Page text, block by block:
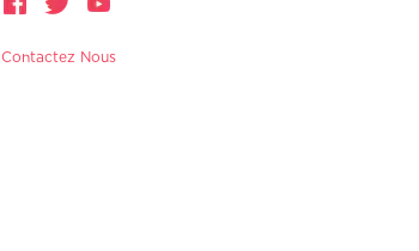
Contactez Nous